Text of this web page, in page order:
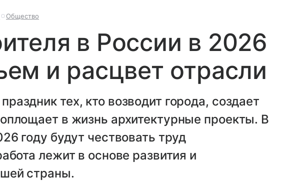
Общество
в России в 2026
и расцвет отрасли
тех, кто возводит города, создает
в жизнь архитектурные проекты. В
году будут чествовать труд
лежит в основе развития и
страны.